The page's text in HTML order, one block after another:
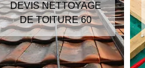
DEVIS NETTOYAGE
DE TOITURE 60